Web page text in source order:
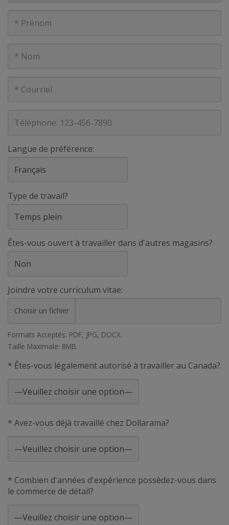
Langue de préférence:
Type de travail?
Êtes-vous ouvert à travailler dans d'autres magasins?
Joindre votre curriculum vitae:
Choisir un fichier
Formats Acceptés: PDF, JPG, DOCX.
Taille Maximale: 8MB.
* Êtes-vous légalement autorisé à travailler au Canada?
* Avez-vous déjà travaillé chez Dollarama?
* Combien d'années d'expérience possèdez-vous dans
le commerce de détail?